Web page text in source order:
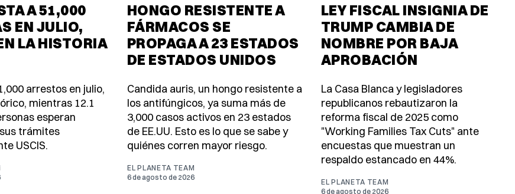
A 51,000
EN JULIO,
LA HISTORIA
arrestos en julio,
mientras 12.1
esperan
trámites
USCIS.
HONGO RESISTENTE A
FÁRMACOS SE
PROPAGA A 23 ESTADOS
DE ESTADOS UNIDOS
Candida auris, un hongo resistente a
los antifúngicos, ya suma más de
3,000 casos activos en 23 estados
de EE.UU. Esto es lo que se sabe y
quiénes corren mayor riesgo.
EL PLANETA TEAM
6 de agosto de 2026
LEY FISCAL INSIGNIA DE
TRUMP CAMBIA DE
NOMBRE POR BAJA
APROBACIÓN
La Casa Blanca y legisladores
republicanos rebautizaron la
reforma fiscal de 2025 como
"Working Families Tax Cuts" ante
encuestas que muestran un
respaldo estancado en 44%.
EL PLANETA TEAM
6 de agosto de 2026